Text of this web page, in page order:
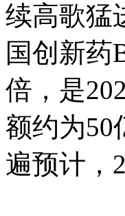
续高歌猛
国创新药
倍，是
额约为50
遍预计，